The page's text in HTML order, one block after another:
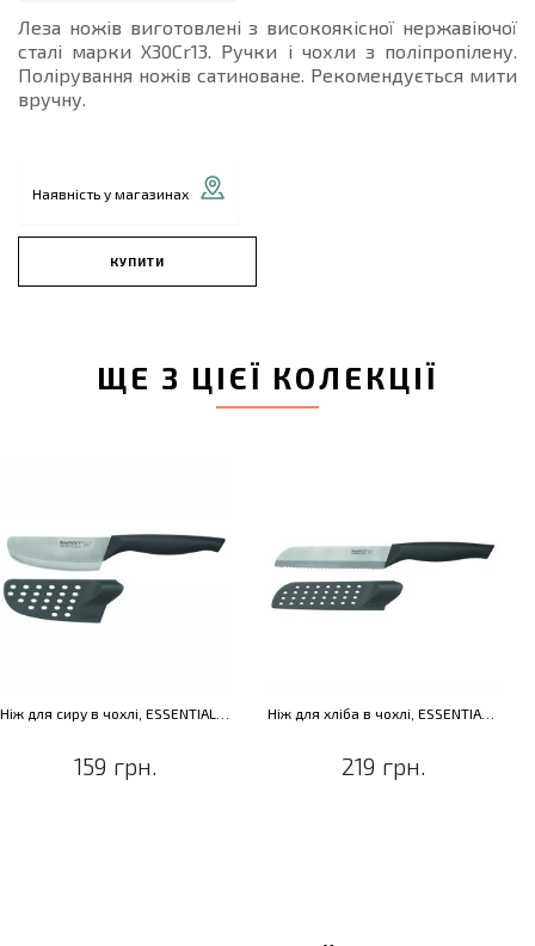
Леза ножів виготовлені з високоякісної нержавіючої
сталі марки Х30Cr13. Ручки і чохли з поліпропілену.
Полірування ножів сатиноване. Рекомендується мити
вручну.
Наявність у магазинах
КУПИТИ
ЩЕ З ЦІЄЇ КОЛЕКЦІЇ
159 грн. 219 грн.